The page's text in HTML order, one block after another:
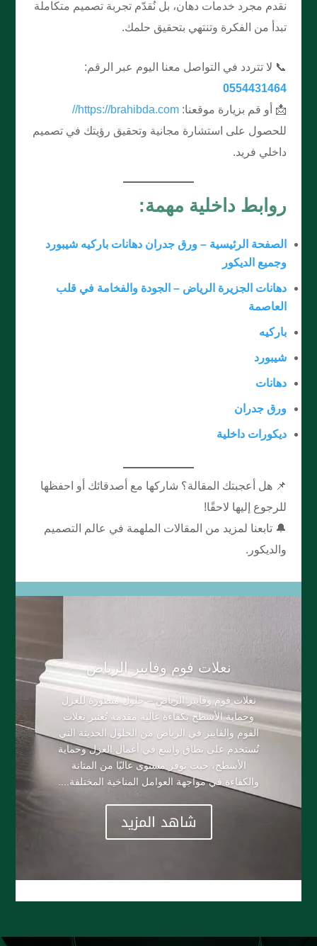
نقدم مجرد خدمات دهان، بل نُقدّم تجربة تصميم متكاملة
تبدأ من الفكرة وتنتهي بتحقيق حلمك.
📞 لا تتردد في التواصل معنا اليوم عبر الرقم:
0554431464
📩 أو قم بزيارة موقعنا: https://brahibda.com//
للحصول على استشارة مجانية وتحقيق رؤيتك في تصميم
داخلي فريد.
روابط داخلية مهمة:
الصفحة الرئيسية – ورق جدران دهانات باركيه شيبورد
وجميع الديكور
دهانات الجزيرة الرياض – الجودة والفخامة في قلب
العاصمة
باركيه
شيبورد
دهانات
ورق جدران
ديكورات داخلية
📌 هل أعجبتك المقالة؟ شاركها مع أصدقائك أو احفظها
للرجوع إليها لاحقًا!
🔔 تابعنا لمزيد من المقالات الملهمة في عالم التصميم
والديكور.
​نعلات فوم وفايبر الرياض
نعلات فوم وفايبر الرياض – حلول متطورة للعزل
وحماية الأسطح بكفاءة عالية مقدمة تُعتبر نعلات
الفوم والفايبر في الرياض من الحلول الحديثة التي
تُستخدم على نطاق واسع في أعمال العزل وحماية
الأسطح، حيث توفر مستوى عاليًا من المتانة
والكفاءة في مواجهة العوامل المناخية المختلفة....
شاهد المزيد